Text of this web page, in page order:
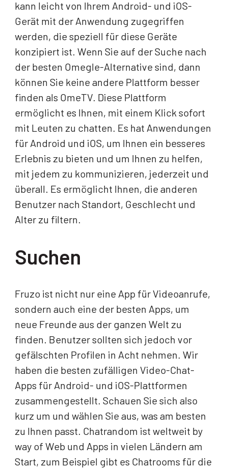
kann leicht von Ihrem Android- und iOS-
Gerät mit der Anwendung zugegriffen
werden, die speziell für diese Geräte
konzipiert ist. Wenn Sie auf der Suche nach
der besten Omegle-Alternative sind, dann
können Sie keine andere Plattform besser
finden als OmeTV. Diese Plattform
ermöglicht es Ihnen, mit einem Klick sofort
mit Leuten zu chatten. Es hat Anwendungen
für Android und iOS, um Ihnen ein besseres
Erlebnis zu bieten und um Ihnen zu helfen,
mit jedem zu kommunizieren, jederzeit und
überall. Es ermöglicht Ihnen, die anderen
Benutzer nach Standort, Geschlecht und
Alter zu filtern.
Suchen
Fruzo ist nicht nur eine App für Videoanrufe,
sondern auch eine der besten Apps, um
neue Freunde aus der ganzen Welt zu
finden. Benutzer sollten sich jedoch vor
gefälschten Profilen in Acht nehmen. Wir
haben die besten zufälligen Video-Chat-
Apps für Android- und iOS-Plattformen
zusammengestellt. Schauen Sie sich also
kurz um und wählen Sie aus, was am besten
zu Ihnen passt. Chatrandom ist weltweit by
way of Web und Apps in vielen Ländern am
Start, zum Beispiel gibt es Chatrooms für die